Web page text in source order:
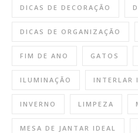
DICAS DE DECORAÇÃO
DICAS DE ORGANIZAÇÃO
FIM DE ANO GATOS
ILUMINAÇÃO INTERLAR
INVERNO LIMPEZA
MESA DE JANTAR IDEAL